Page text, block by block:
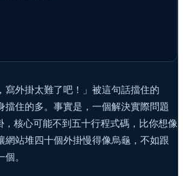
寫外掛太難了吧！」被這句話擋住的
擋住的多。事實是，一個解決實際問題
核心可能不到五十行程式碼，比你想像
網站堆四十個外掛慢得像烏龜，不如跟
。